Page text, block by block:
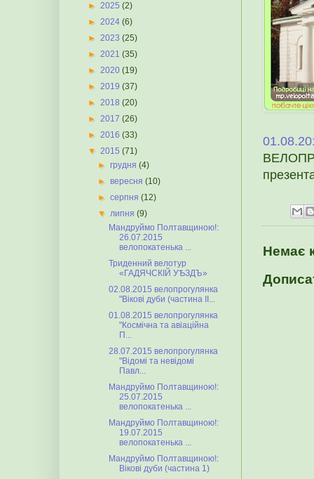
Немає
► 2025 (2)
► 2024 (6)
► 2023 (25)
► 2021 (35)
► 2020 (19)
► 2019 (37)
► 2018 (20)
► 2017 (26)
► 2016 (33)
▼ 2015 (71)
►грудня(4)
►вересня(10)
►серпня(12)
▼липня(9)
Мандруймо Полтавщиною!:
26.07.2015
велопокатенька ...
Триденний велотур
«ГАДЯЧСКІЙ УѢЗДЪ»
02.08.2015 велопрогулянка
"Вікові дуби (частина ІІ...
01.08.2015 велопрогулянка
"Космічна та авіаційна
П...
28.07.2015 велопрогулянка
"Відомі та невідомі
Павл...
Мандруймо Полтавщиною!:
25.07.2015
велопокатенька ...
Мандруймо Полтавщиною!:
19.07.2015
велопокатенька ...
Мандруймо Полтавщиною!:
Вікові дуби (частина 1)